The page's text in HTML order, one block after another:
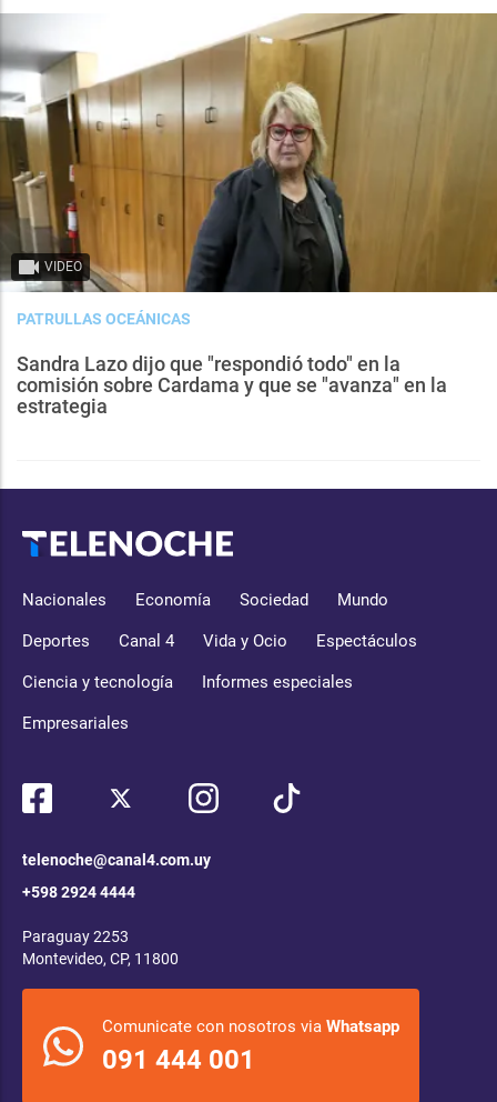
VIDEO
PATRULLAS OCEÁNICAS
Sandra Lazo dijo que "respondió todo" en la
comisión sobre Cardama y que se "avanza" en la
estrategia
Nacionales Economía Sociedad Mundo
Deportes Canal 4 Vida y Ocio Espectáculos
Ciencia y tecnología Informes especiales
Empresariales
telenoche@canal4.com.uy
+598 2924 4444
Paraguay 2253
Montevideo, CP, 11800
Comunicate con nosotros via Whatsapp
091 444 001